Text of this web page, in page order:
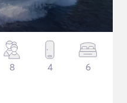
8 4 6